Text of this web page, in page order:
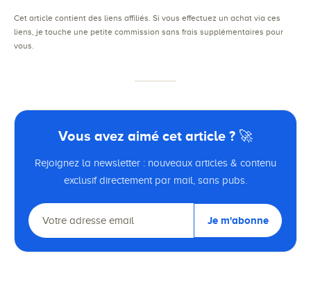
Cet article contient des liens affiliés. Si vous effectuez un achat via ces
liens, je touche une petite commission sans frais supplémentaires pour
vous.
Vous avez aimé cet article ? 🚀
Rejoignez la newsletter : nouveaux articles & contenu
exclusif directement par mail, sans pubs.
Je m'abonne